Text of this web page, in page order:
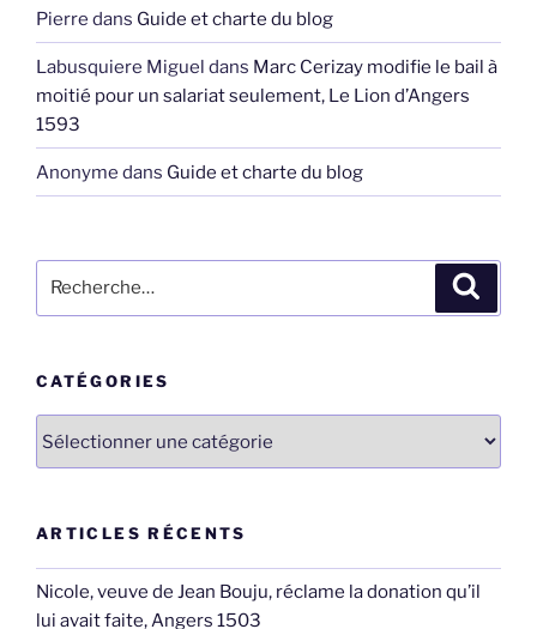
Pierre dans Guide et charte du blog
Labusquiere Miguel dans Marc Cerizay modifie le bail à
moitié pour un salariat seulement, Le Lion d’Angers
1593
Anonyme dans Guide et charte du blog
Recherche
pour
:
CATÉGORIES
Catégories
ARTICLES RÉCENTS
Nicole, veuve de Jean Bouju, réclame la donation qu’il
lui avait faite, Angers 1503